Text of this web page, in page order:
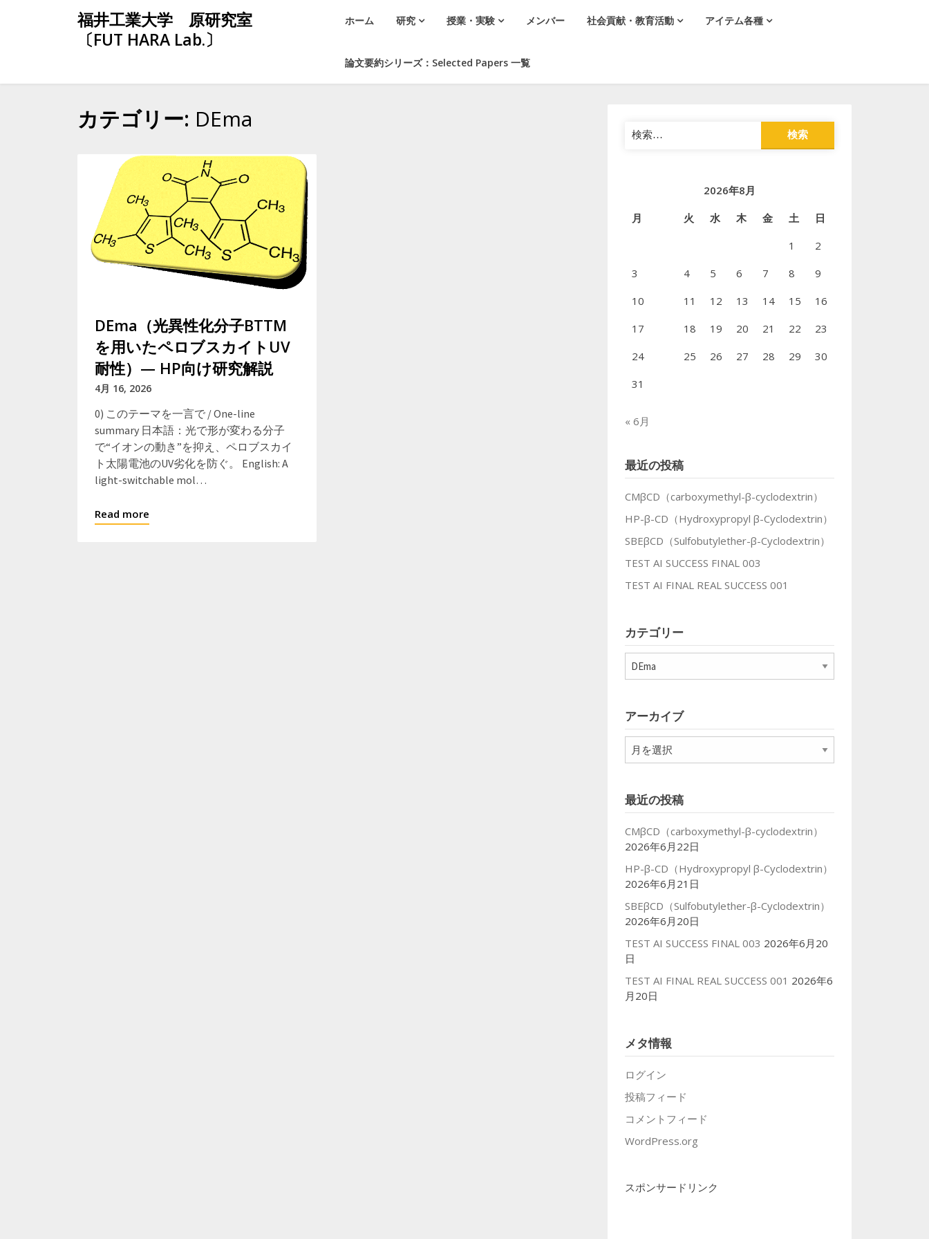
福井工業大学 原研究室
〔FUT HARA Lab.〕
ホーム 研究 授業・実験 メンバー 社会貢献・教育活動 アイテム各種
論文要約シリーズ：Selected Papers 一覧
カテゴリー: DEma
DEma（光異性化分子BTTM
を用いたペロブスカイトUV
耐性）— HP向け研究解説
4月 16, 2026
0) このテーマを一言で / One-line
summary 日本語：光で形が変わる分子
で“イオンの動き”を抑え、ペロブスカイ
ト太陽電池のUV劣化を防ぐ。 English: A
light-switchable mol…
Read more
検
索:
2026年8月
月
火 水 木 金 土
日
1
2
3
4 5 6 7 8
9
10
11 12 13 14 15
16
17
18 19 20 21 22
23
24
25 26 27 28 29
30
31
« 6月
最近の投稿
CMβCD（carboxymethyl-β-cyclodextrin）
HP-β-CD（Hydroxypropyl β-Cyclodextrin）
SBEβCD（Sulfobutylether-β-Cyclodextrin）
TEST AI SUCCESS FINAL 003
TEST AI FINAL REAL SUCCESS 001
カテゴリー
カ
ー
アーカイブ
ア
ー
ブ
最近の投稿
CMβCD（carboxymethyl-β-cyclodextrin）
2026年6月22日
HP-β-CD（Hydroxypropyl β-Cyclodextrin）
2026年6月21日
SBEβCD（Sulfobutylether-β-Cyclodextrin）
2026年6月20日
TEST AI SUCCESS FINAL 003 2026年6月20
日
TEST AI FINAL REAL SUCCESS 001 2026年6
月20日
メタ情報
ログイン
投稿フィード
コメントフィード
WordPress.org
スポンサードリンク